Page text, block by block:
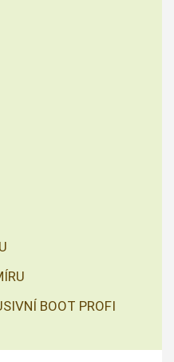
BOOT PROFI